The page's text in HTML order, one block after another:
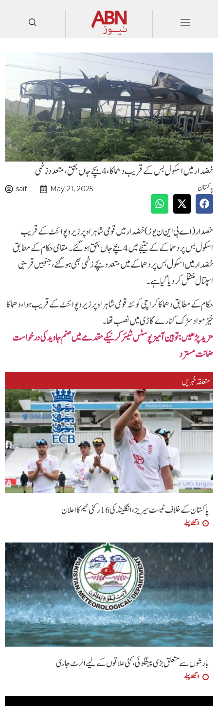
خضدار میں اسکول بس کے قریب دھماکا،4 بچے جاں بحق،متعدد زخمی
پاکستان saif May 21, 2025
خصدار(اے بی این ن یوز)خضدار میں قومی شاہراہ پر زیرو پوائنٹ کے قریب
اسکول بس پر دھماکے کے نتیجے میں 4 بچے جاں بحق ہوگئے۔مقامی حکام کے مطابق
خضدار میں اسکول بس پر دھماکے میں متعدد بچے زخمی بھی ہوگئے، جنہیں قریبی
اسپتال منتقل کردیا گیا ہے۔
حکام کے مطابق دھماکا کراچی کوئٹہ قومی شاہراہ پر زیروپوائنٹ کے قریب ہوا، دھماکا
خیز مواد سڑک کنارے گاڑی میں نصب تھا۔
مزید پڑھیں:توہین آمیز پوسٹس شیئر کرنیکے مقدمے میں صنم جاوید کی درخواست
ضمانت مسترد
متعلقہ خبریں
پاکستان کے خلاف ٹیسٹ سیریز، انگلینڈ کی 16 رکنی ٹیم کا اعلان
3 گھنٹے پہلے
بارشوں سے متعلق بڑی پیشگوئی، کئی علاقوں کے لیے الرٹ جاری
3 گھنٹے پہلے